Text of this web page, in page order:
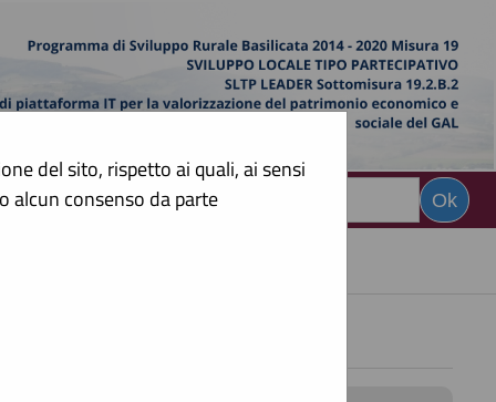
del sito, rispetto ai quali, ai sensi
alcun consenso da parte